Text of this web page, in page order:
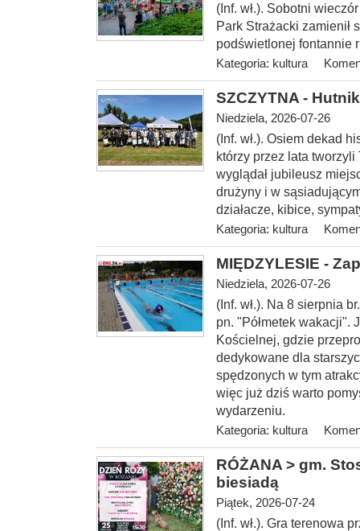
(Inf. wł.). Sobotni
Park Strażacki zamienił
podświetlonej fontannie
Kategoria: kultura
SZCZYTNA -
Niedziela, 2026-07-26
(Inf. wł.). Osiem dekad
którzy przez lata
wyglądał jubileusz
drużyny i w
działacze, kibice,
Kategoria: kultura
MIĘDZYLESIE -
Niedziela, 2026-07-26
(Inf. wł.). Na 8 sierpnia
pn. "Półmetek wakacji".
Kościelnej, gdzie
dedykowane dla
spędzonych w tym
więc już dziś warto
wydarzeniu.
Kategoria: kultura
RÓŻANA > gm.
biesiadą
Piątek, 2026-07-24
(Inf. wł.). Gra terenowa